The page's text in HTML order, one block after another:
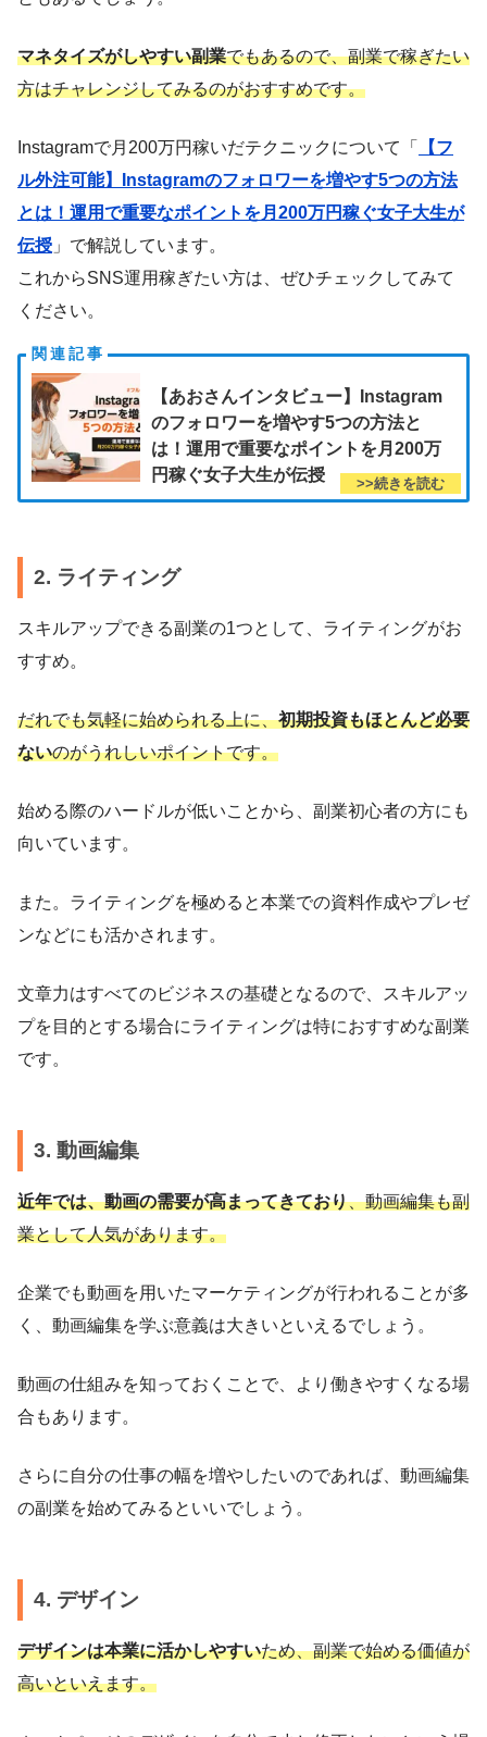
マネタイズがしやすい副業でもあるので、副業で稼ぎたい
方はチャレンジしてみるのがおすすめです。
Instagramで月200万円稼いだテクニックについて「
【フ
ル外注可能】Instagramのフォロワーを増やす5つの方法
とは！運用で重要なポイントを月200万円稼ぐ女子大生が
伝授 」で解説しています。
これからSNS運用稼ぎたい方は、ぜひチェックしてみて
ください。
【あおさんインタビュー】Instagram
のフォロワーを増やす5つの方法と
は！運用で重要なポイントを月200万
円稼ぐ女子大生が伝授
2. ライティング
スキルアップできる副業の1つとして、ライティングがお
すすめ。
だれでも気軽に始められる上に、初期投資もほとんど必要
ないのがうれしいポイントです。
始める際のハードルが低いことから、副業初心者の方にも
向いています。
また。ライティングを極めると本業での資料作成やプレゼ
ンなどにも活かされます。
文章力はすべてのビジネスの基礎となるので、スキルアッ
プを目的とする場合にライティングは特におすすめな副業
です。
3. 動画編集
近年では、動画の需要が高まってきており、動画編集も副
業として人気があります。
企業でも動画を用いたマーケティングが行われることが多
く、動画編集を学ぶ意義は大きいといえるでしょう。
動画の仕組みを知っておくことで、より働きやすくなる場
合もあります。
さらに自分の仕事の幅を増やしたいのであれば、動画編集
の副業を始めてみるといいでしょう。
4. デザイン
デザインは本業に活かしやすいため、副業で始める価値が
高いといえます。